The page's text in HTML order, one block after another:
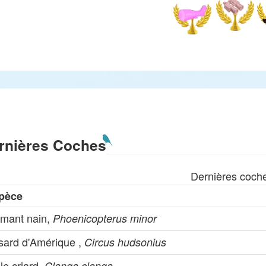
Coches
Dernières
nain, Phoenicopterus minor
d'Amérique , Circus hudsonius